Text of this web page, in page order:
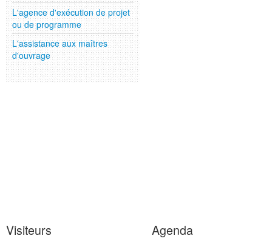
L'agence d'exécution de projet
ou de programme
L'assistance aux maîtres
d'ouvrage
Visiteurs Agenda